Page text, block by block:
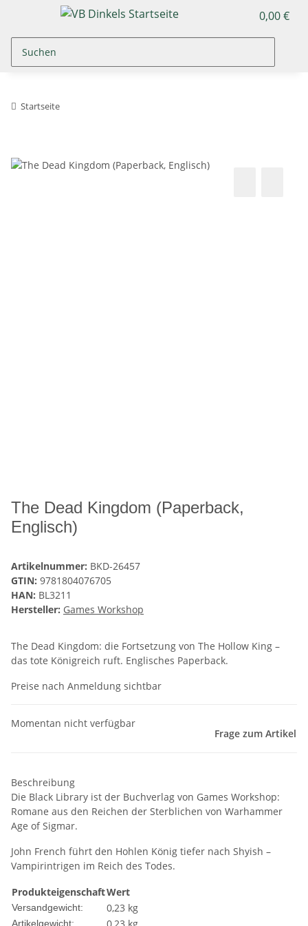
0,00 €
Startseite
The Dead Kingdom (Paperback,
Englisch)
Artikelnummer: BKD-26457
GTIN: 9781804076705
HAN: BL3211
Hersteller: Games Workshop
The Dead Kingdom: die Fortsetzung von The Hollow King –
das tote Königreich ruft. Englisches Paperback.
Preise nach Anmeldung sichtbar
Momentan nicht verfügbar
Frage zum Artikel
Beschreibung
Die Black Library ist der Buchverlag von Games Workshop:
Romane aus den Reichen der Sterblichen von Warhammer
Age of Sigmar.
John French führt den Hohlen König tiefer nach Shyish –
Vampirintrigen im Reich des Todes.
ProdukteigenschaftWert
Versandgewicht: 0,23 kg
Artikelgewicht: